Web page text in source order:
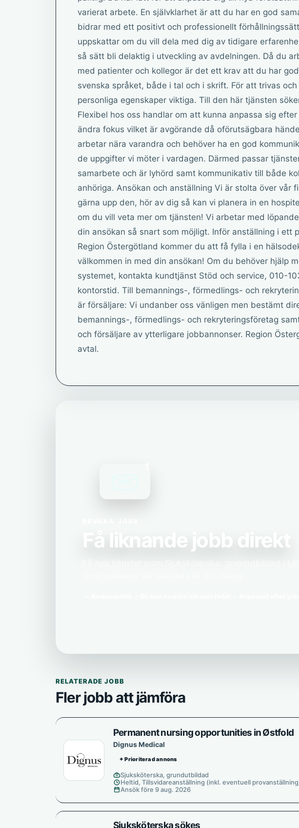
varierat arbete. En självklarhet är att du har en god
bidrar med ett positivt och professionellt
uppskattar om du vill dela med dig av tidigare
så sätt bli delaktig i utveckling av avdelningen. Då du
med patienter och kollegor är det ett krav att du har
svenska språket, både i tal och i skrift. För att trivas
personliga egenskaper viktiga. Till den här tjänsten
Flexibel hos oss handlar om att kunna anpassa sig
ändra fokus vilket är avgörande då oförutsägbara
arbetar nära varandra och behöver ha en god
de uppgifter vi möter i vardagen. Därmed passar
samarbete och är lyhörd samt kommunikativ till både
anhöriga. Ansökan och anställning Vi är stolta över vår
gärna upp den, hör av dig så kan vi planera in en
om du vill veta mer om tjänsten! Vi arbetar med
din ansökan så snart som möjligt. Inför anställning i ett
Region Östergötland kommer du att få fylla i en
välkommen in med din ansökan! Om du behöver hjälp
systemet, kontakta kundtjänst Stöd och service, 010-
kontorstid. Till bemannings-, förmedlings- och
är försäljare: Vi undanber oss vänligen men bestämt
bemannings-, förmedlings- och rekryteringsföretag
och försäljare av ytterligare jobbannonser. Region
avtal.
Få liknande jobb direkt
RELATERADE JOBB
Fler jobb att jämföra
Permanent nursing opportunities in Østfold
Dignus Medical
✦ Prioriterad annons
Sjuksköterska, grundutbildad
Heltid, Tillsvidareanställning (inkl. eventuell
Ansök före 9 aug. 2026
Sjuksköterska sökes